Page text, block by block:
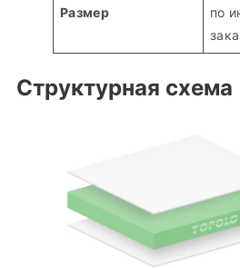
Размер
по
Структурная схема